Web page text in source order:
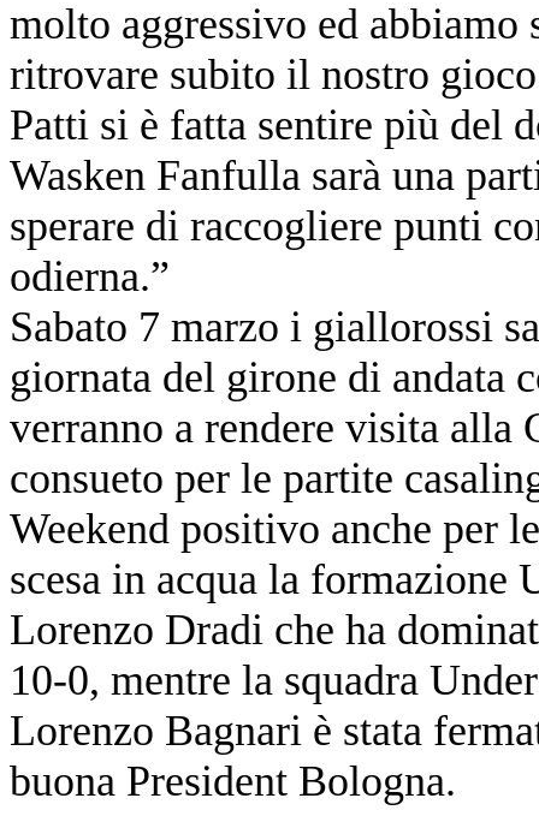
molto aggressivo ed
ritrovare subito il nostro
Patti si è fatta sentire più del
Wasken Fanfulla sarà una
sperare di raccogliere punti
odierna.”
Sabato 7 marzo i giallorossi
giornata del girone di andata
verranno a rendere visita
consueto per le partite
Weekend positivo anche per
scesa in acqua la formazione
Lorenzo Dradi che ha
10-0, mentre la squadra
Lorenzo Bagnari è stata
buona President Bologna.